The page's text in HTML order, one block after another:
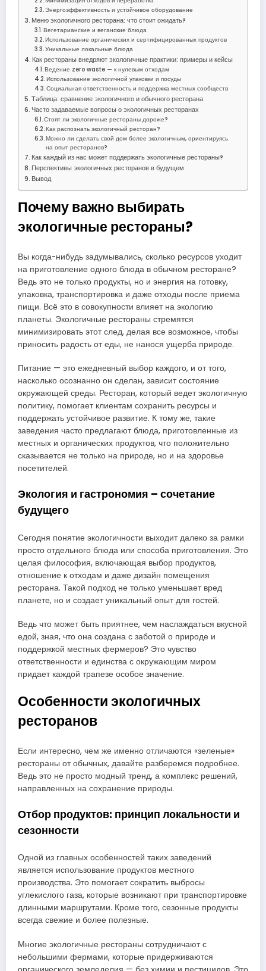
Энергоэффективность и устойчивое оборудование
Меню экологичного ресторана: что стоит ожидать?
Вегетарианские и веганские блюда
Использование органических и сертифицированных продуктов
Уникальные локальные блюда
Как рестораны внедряют экологичные практики: примеры и кейсы
Ведение zero waste — к нулевым отходам
Использование экологичной упаковки и посуды
Социальная ответственность и поддержка местных сообществ
Таблица: сравнение экологичного и обычного ресторана
Часто задаваемые вопросы о экологичных ресторанах
Стоят ли экологичные рестораны дороже?
Как распознать экологичный ресторан?
Можно ли сделать свой дом более экологичным, ориентируясь
на опыт ресторанов?
Как каждый из нас может поддержать экологичные рестораны?
Перспективы экологичных ресторанов в будущем
Вывод
Почему важно выбирать
экологичные рестораны?
Вы когда-нибудь задумывались, сколько ресурсов уходит
на приготовление одного блюда в обычном ресторане?
Ведь это не только продукты, но и энергия на готовку,
упаковка, транспортировка и даже отходы после приема
пищи. Всё это в совокупности влияет на экологию
планеты. Экологичные рестораны стремятся
минимизировать этот след, делая все возможное, чтобы
приносить радость от еды, не нанося ущерба природе.
Питание — это ежедневный выбор каждого, и от того,
насколько осознанно он сделан, зависит состояние
окружающей среды. Ресторан, который ведет экологичную
политику, помогает клиентам сохранить ресурсы и
поддержать устойчивое развитие. К тому же, такие
заведения часто предлагают блюда, приготовленные из
местных и органических продуктов, что положительно
сказывается не только на природе, но и на здоровье
посетителей.
Экология и гастрономия – сочетание
будущего
Сегодня понятие экологичности выходит далеко за рамки
просто отдельного блюда или способа приготовления. Это
целая философия, включающая выбор продуктов,
отношение к отходам и даже дизайн помещения
ресторана. Такой подход не только уменьшает вред
планете, но и создает уникальный опыт для гостей.
Ведь что может быть приятнее, чем наслаждаться вкусной
едой, зная, что она создана с заботой о природе и
поддержкой местных фермеров? Это чувство
ответственности и единства с окружающим миром
придает каждой трапезе особое значение.
Особенности экологичных
ресторанов
Если интересно, чем же именно отличаются «зеленые»
рестораны от обычных, давайте разберемся подробнее.
Ведь это не просто модный тренд, а комплекс решений,
направленных на сохранение природы.
Отбор продуктов: принцип локальности и
сезонности
Одной из главных особенностей таких заведений
является использование продуктов местного
производства. Это помогает сократить выбросы
углекислого газа, которые возникают при транспортировке
длинными маршрутами. Кроме того, сезонные продукты
всегда свежие и более полезные.
Многие экологичные рестораны сотрудничают с
небольшими фермами, которые придерживаются